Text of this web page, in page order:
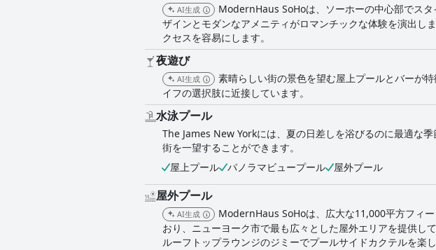
AI生成
ModernHaus SoHoは、ソーホーの中心部でス
ザインとモダンなアメニティがロマンチックな体験を演出し
クセスを容易にします。
夜遊び
AI生成
素晴らしい街の景色を望む屋上プールとバーが
イフの選択肢に近接しています。
水泳プール
The James New Yorkには、夏の日差しを浴びるのに最適な
街を一望することができます。
屋上プール
パノラマビュープール 屋外プール
屋外プール
AI生成
ModernHaus SoHoは、広大な11,000平方フィ
おり、ニューヨーク市で最も広々とした屋外エリアを提供し
ルーフトップラウンジのジミーでプールサイドカクテルを楽し